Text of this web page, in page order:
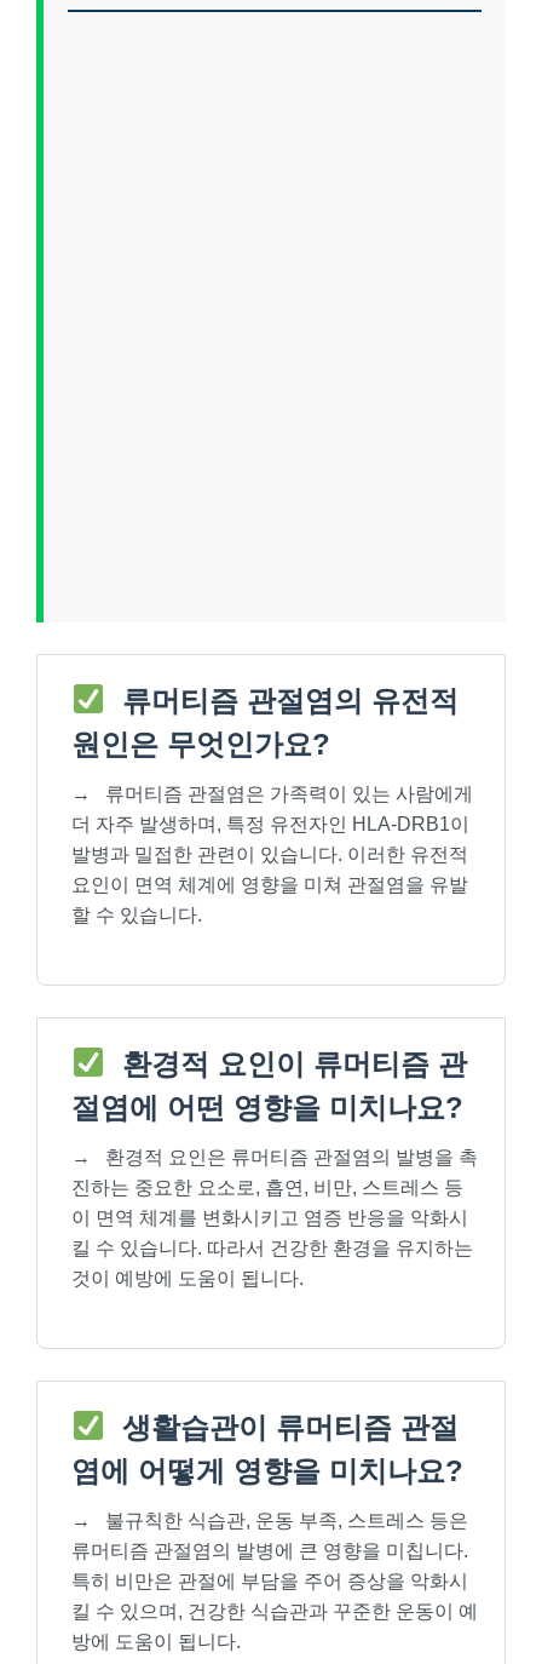
류머티즘 관절염의 유전적
원인은 무엇인가요?
→
류머티즘 관절염은 가족력이 있는 사람에게
더 자주 발생하며, 특정 유전자인 HLA-DRB1이
발병과 밀접한 관련이 있습니다. 이러한 유전적
요인이 면역 체계에 영향을 미쳐 관절염을 유발
할 수 있습니다.
환경적 요인이 류머티즘 관
절염에 어떤 영향을 미치나요?
→
환경적 요인은 류머티즘 관절염의 발병을 촉
진하는 중요한 요소로, 흡연, 비만, 스트레스 등
이 면역 체계를 변화시키고 염증 반응을 악화시
킬 수 있습니다. 따라서 건강한 환경을 유지하는
것이 예방에 도움이 됩니다.
생활습관이 류머티즘 관절
염에 어떻게 영향을 미치나요?
→
불규칙한 식습관, 운동 부족, 스트레스 등은
류머티즘 관절염의 발병에 큰 영향을 미칩니다.
특히 비만은 관절에 부담을 주어 증상을 악화시
킬 수 있으며, 건강한 식습관과 꾸준한 운동이 예
방에 도움이 됩니다.